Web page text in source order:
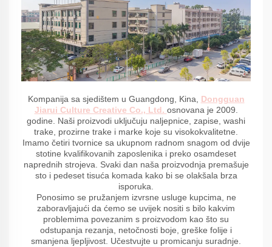
Kompanija sa sjedištem u Guangdong, Kina, Dongguan
Jiarui Culture Creative Co., Ltd. osnovana je 2009.
godine. Naši proizvodi uključuju naljepnice, zapise, washi
trake, prozirne trake i marke koje su visokokvalitetne.
Imamo četiri tvornice sa ukupnom radnom snagom od dvije
stotine kvalifikovanih zaposlenika i preko osamdeset
naprednih strojeva. Svaki dan naša proizvodnja premašuje
sto i pedeset tisuća komada kako bi se olakšala brza
isporuka.
Ponosimo se pružanjem izvrsne usluge kupcima, ne
zaboravljajući da ćemo se uvijek nositi s bilo kakvim
problemima povezanim s proizvodom kao što su
odstupanja rezanja, netočnosti boje, greške folije i
smanjena ljepljivost. Učestvujte u promicanju suradnje.